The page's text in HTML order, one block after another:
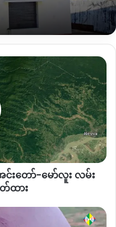
ေးနဲ့ ၈နှစ်သားလေးတစ်
လစ်သလိုဖြစ်လို့ သူတို့ကို
ယ်။ ဒီနေ့မနက်ပိုင်းတော့
ည်။
၁၂ နာရီမှစဖြစ်ရာ ည
းတွင် အားလုံးပြန်သက်သာ
Copy URL
တော်-မော်လူး လမ်း
ထား